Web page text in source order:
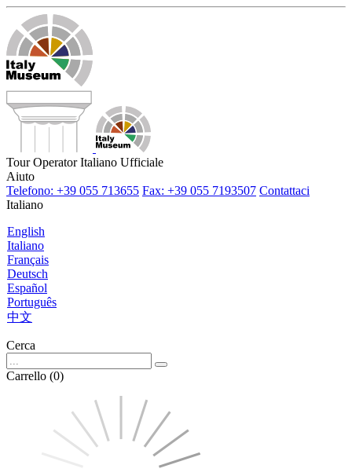
Tour Operator Italiano Ufficiale
Aiuto
Telefono: +39 055 713655 Fax: +39 055 7193507 Contattaci
Italiano
English
Italiano
Français
Deutsch
Español
Português
中文
Cerca
Carrello (0)